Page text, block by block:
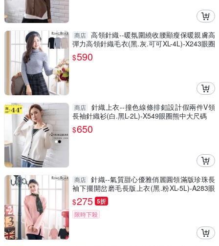
商店 高領針織--暖氛圍繞收腰顯瘦保暖親膚高
彈力高領針織毛衣(黑.灰.可可XL-4L)-X243眼圈
熊中大尺碼
$590
商店
針織上衣--撞色線條排釦設計假兩件V領
長袖針織衫(白.黑L-2L)-X549眼圈熊中大尺碼
$650
商店 針織--氣質甜心優雅俏麗圓領滿版珍珠長
袖下擺開岔磨毛長版上衣(黑.粉XL-5L)-A283眼
圈熊中大尺碼
$275 5折
限時下殺